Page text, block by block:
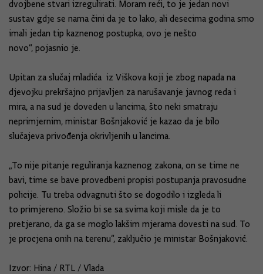
dvojbene stvari izregulirati. Moram reći, to je jedan novi
sustav gdje se nama čini da je to lako, ali desecima godina smo
imali jedan tip kaznenog postupka, ovo je nešto
novo“, pojasnio je.
Upitan za slučaj mladića iz Viškova koji je zbog napada na
djevojku prekršajno prijavljen za narušavanje javnog reda i
mira, a na sud je doveden u lancima, što neki smatraju
neprimjernim, ministar Bošnjaković je kazao da je bilo
slučajeva privođenja okrivljenih u lancima.
„To nije pitanje reguliranja kaznenog zakona, on se time ne
bavi, time se bave provedbeni propisi postupanja pravosudne
policije. Tu treba odvagnuti što se dogodilo i izgleda li
to primjereno. Složio bi se sa svima koji misle da je to
pretjerano, da ga se moglo lakšim mjerama dovesti na sud. To
je procjena onih na terenu“, zaključio je ministar Bošnjaković.
Izvor: Hina / RTL / Vlada